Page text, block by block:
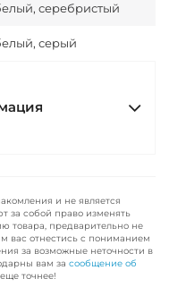
серебристый
серый
и не является
за собой право изменять
товара, предварительно не
вас отнестись с пониманием
за возможные неточности в
вам за сообщение об
точнее!